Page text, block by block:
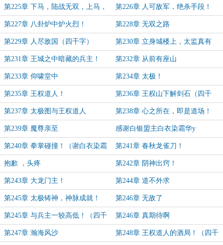
呢？ 来！
第225章 下马，陆战无双，上马，
骑战无敌！
第226章 人可敌军，绝杀手段！
第227章 八卦炉中炉火烈！ 第228章 无双之路
第229章 人尽敌国（四千字） 第230章 立身城楼上，太监真有
种！
第231章 王城之中暗藏的兵主！ 第232章 从前有座山
第233章 仰啸堂中 第234章 太极！
第235章 王权道人！ 第236章 王权山下解剑石（四千
字）
第237章 太极图与王权道人 第238章 心之所在，即是道场！
第239章 魔尊亲至 感谢白银盟主白衣染霜华y
第240章 拳掌碰撞！（谢白衣染霜
华y百万打赏）
第241章 春秋龙雀刀！
抱歉 ，头疼 第242章 阴神出窍！
第243章 大龙门主！ 第244章 道不外求
第245章 太极铸神，神脉成就！ 第246章 无敌了
第245章 与兵主一较高低！（四千
字）
第246章 真期待啊
第247章 瀚海风沙 第248章 王权道人的酒局！（四千